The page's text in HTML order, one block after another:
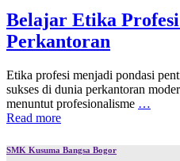
Belajar Etika
Perkantoran
Etika profesi menjadi pondasi
sukses di dunia perkantoran
menuntut profesionalisme …
Read more
SMK Kusuma Bangsa Bogor